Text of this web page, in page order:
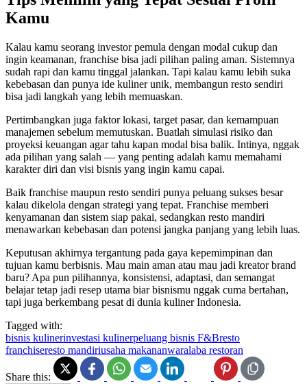
Kamu
Kalau kamu seorang investor pemula dengan modal cukup dan
ingin keamanan, franchise bisa jadi pilihan paling aman. Sistemnya
sudah rapi dan kamu tinggal jalankan. Tapi kalau kamu lebih suka
kebebasan dan punya ide kuliner unik, membangun resto sendiri
bisa jadi langkah yang lebih memuaskan.
Pertimbangkan juga faktor lokasi, target pasar, dan kemampuan
manajemen sebelum memutuskan. Buatlah simulasi risiko dan
proyeksi keuangan agar tahu kapan modal bisa balik. Intinya, nggak
ada pilihan yang salah — yang penting adalah kamu memahami
karakter diri dan visi bisnis yang ingin kamu capai.
Baik franchise maupun resto sendiri punya peluang sukses besar
kalau dikelola dengan strategi yang tepat. Franchise memberi
kenyamanan dan sistem siap pakai, sedangkan resto mandiri
menawarkan kebebasan dan potensi jangka panjang yang lebih luas.
Keputusan akhirnya tergantung pada gaya kepemimpinan dan
tujuan kamu berbisnis. Mau main aman atau mau jadi kreator brand
baru? Apa pun pilihannya, konsistensi, adaptasi, dan semangat
belajar tetap jadi resep utama biar bisnismu nggak cuma bertahan,
tapi juga berkembang pesat di dunia kuliner Indonesia.
Tagged with:
bisnis kulinerinvestasi kulinerpeluang bisnis F&Bresto
franchiseresto mandiriusaha makananwaralaba restoran
Share this: